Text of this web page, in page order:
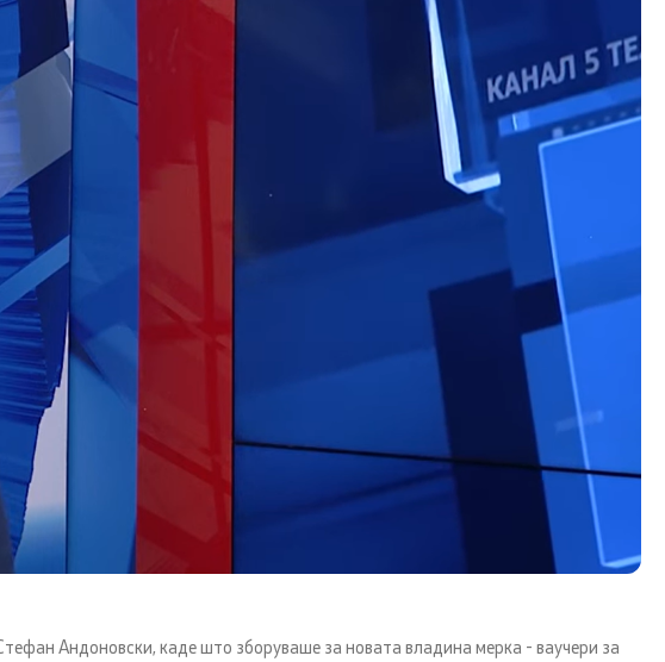
Завршени конкурси
Документи за Сајбер Безбедност
Андоновски, каде што зборуваше за новата владина мерка - ваучери за